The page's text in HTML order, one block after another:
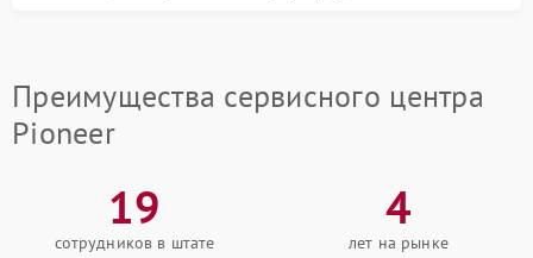
Преимущества сервисного центра
Pioneer
19
сотрудников в штате
4
лет на рынке